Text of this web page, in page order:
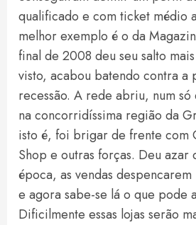
qualificado e com ticket médio
melhor exemplo é o da
final de 2008 deu seu salto
visto, acabou batendo contra a
recessão. A rede abriu, num só
na concorridíssima região da
isto é, foi brigar de frente com
Shop e outras forças. Deu azar
época, as vendas
e agora sabe-se lá o que pode
Dificilmente essas lojas serão